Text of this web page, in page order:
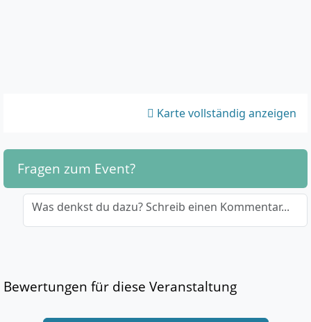
Karte vollständig anzeigen
Fragen zum Event?
Was denkst du dazu? Schreib einen Kommentar...
Bewertungen für diese Veranstaltung